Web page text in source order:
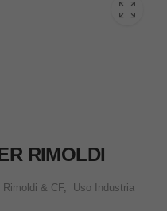
RIMOLDI
Rimoldi & CF,
Uso Industria